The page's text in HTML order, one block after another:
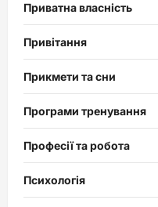
Приватна власність
Привітання
Прикмети та сни
Програми тренування
Професії та робота
Психологія